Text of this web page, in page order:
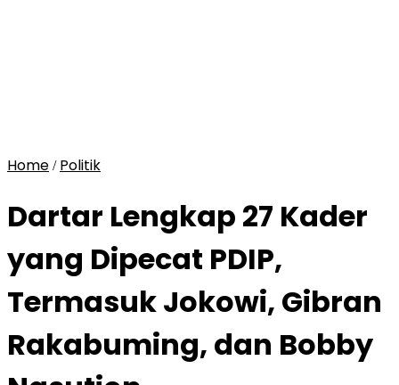
Home / Politik
Dartar Lengkap 27 Kader
yang Dipecat PDIP,
Termasuk Jokowi, Gibran
Rakabuming, dan Bobby